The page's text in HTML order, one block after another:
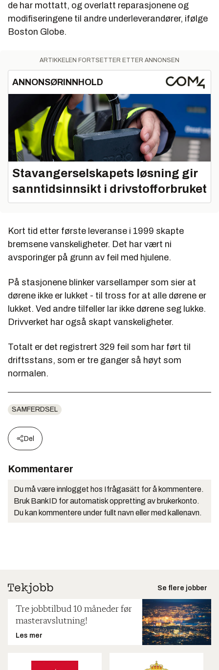
de har mottatt, og overlatt reparasjonene og
modifiseringene til andre underleverandører, ifølge
Boston Globe.
ARTIKKELEN FORTSETTER ETTER ANNONSEN
ANNONSØRINNHOLD
Stavangerselskapets løsning gir
sanntidsinnsikt i drivstofforbruket
Kort tid etter første leveranse i 1999 skapte
bremsene vanskeligheter. Det har vært ni
avsporinger på grunn av feil med hjulene.
På stasjonene blinker varsellamper som sier at
dørene ikke er lukket - til tross for at alle dørene er
lukket. Ved andre tilfeller lar ikke dørene seg lukke.
Drivverket har også skapt vanskeligheter.
Totalt er det registrert 329 feil som har ført til
driftsstans, som er tre ganger så høyt som
normalen.
SAMFERDSEL
Del
Kommentarer
Du må være innlogget hos Ifrågasätt for å kommentere.
Bruk BankID for automatisk oppretting av brukerkonto.
Du kan kommentere under fullt navn eller med kallenavn.
Se flere jobber
Tre jobbtilbud 10 måneder før
masteravslutning!
Les mer